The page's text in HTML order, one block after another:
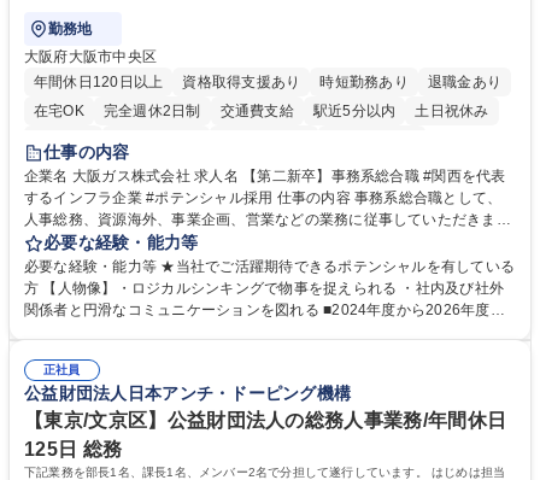
勤務地
大阪府大阪市中央区
年間休日120日以上
資格取得支援あり 時短勤務あり
退職金あり
在宅OK
完全週休2日制 交通費支給 駅近5分以内
土日祝休み
服装自由
第二新卒歓迎
仕事の内容
企業名 大阪ガス株式会社 求人名 【第二新卒】事務系総合職 #関西を代表
するインフラ企業 #ポテンシャル採用 仕事の内容 事務系総合職として、
人事総務、資源海外、事業企画、営業などの業務に従事していただきま
す。 【業務内容の一例】■所属事業部の勤労業務 ■海外に関係する各種業
務 ■営業部門の企画スタッフ、ルート営業 【キャリアパス】入社後の配属
ポジションで一定期間ご活躍頂いた後、本人の適性及び将来のキャリアを
鑑みてジョブローテーションを行います。 【育成】OJTでの現場育成や研
表するインフラ企業 #ポテンシャル採用
必要な経験・能力等
必要な経験・能力等 ★当社でご活躍期待できるポテンシャルを有している
方 【人物像】・ロジカルシンキングで物事を捉えられる ・社内及び社外
関係者と円滑なコミュニケーションを図れる ■2024年度から2026年度ま
72.html ■エネルギーセキュリティの不安定化や気候変動による自然災害の
甚大化など、これまで以上に社会課題解決の重要性が高まっています。
「未来の日常」の創造に向けて持続可能な社会の実現に貢献してまいりま
す。 学歴・資格 学歴：大学院 大学 語学力： 資格：
正社員
公益財団法人日本アンチ・ドーピング機構
【東京/文京区】公益財団法人の総務人事業務/年間休日
125日 総務
下記業務を部長1名、課長1名、メンバー2名で分担して遂行しています。 はじめは担当